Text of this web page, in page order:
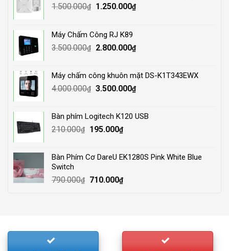
1.500.000₫
Original
1.500.000₫.
1.250.000₫Current
Máy Chấm Công RJ K89
3.500.000₫
Original
3.500.000₫.
2.800.000₫Current
2.800.000₫.
Máy chấm công khuôn mặt DS-K1T343EWX
4.000.000₫ Original
4.000.000₫.
3.500.000₫Current
3.500.000₫.
Bàn phím Logitech K120 USB
210.000₫
Original
210.000₫.
195.000₫Current
195.000₫.
Bàn Phím Cơ DareU EK1280S Pink White Blue
Switch
790.000₫
Original
710.000₫Current